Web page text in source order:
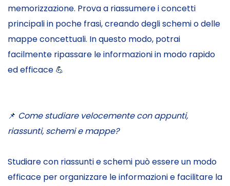
memorizzazione. Prova a riassumere i concetti
principali in poche frasi, creando degli schemi o delle
mappe concettuali. In questo modo, potrai
facilmente ripassare le informazioni in modo rapido
ed efficace 💪
📌 Come studiare velocemente con appunti,
riassunti, schemi e mappe?
Studiare con riassunti e schemi può essere un modo
efficace per organizzare le informazioni e facilitare la